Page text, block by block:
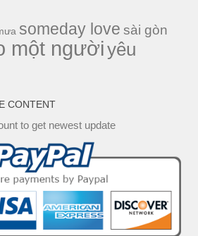
someday love sài gòn
một ngườiyêu
CONTENT
to get newest update